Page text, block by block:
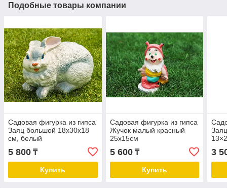
Подобные товары компании
Садовая фигурка из гипса
Заяц большой 18х30х18
см, белый
5 800 ₸
Купить
Садовая фигурка из гипса
Жучок малый красный
25х15см
5 600₸
Купить
3